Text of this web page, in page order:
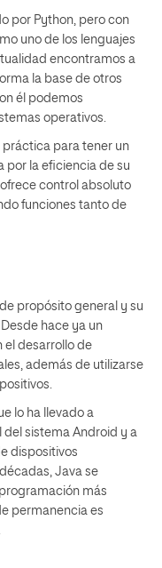
por Python, pero con
uno de los lenguajes
encontramos a
la base de otros
él podemos
operativos.
práctica para tener un
por la eficiencia de su
control absoluto
funciones tanto de
propósito general y su
hace ya un
el desarrollo de
además de utilizarse
lo ha llevado a
del sistema Android y a
dispositivos
Java se
más
permanencia es